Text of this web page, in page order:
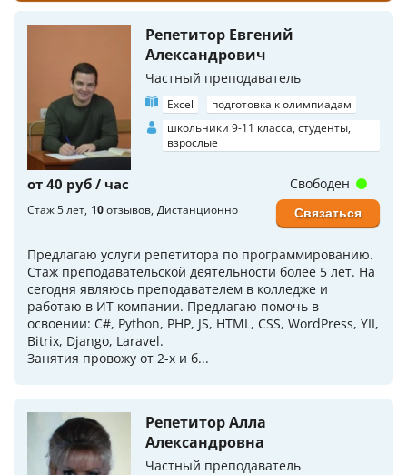
Репетитор Евгений
Александрович
Частный преподаватель
Excel
подготовка к олимпиадам
школьники 9-11 класса, студенты,
взрослые
от 40 руб / час
Стаж 5 лет 10отзывов Дистанционно
Предлагаю услуги репетитора по программированию.
Стаж преподавательской деятельности более 5 лет. На
сегодня являюсь преподавателем в колледже и
работаю в ИТ компании. Предлагаю помочь в
освоении: C#, Python, PHP, JS, HTML, CSS, WordPress, YII,
Bitrix, Django, Laravel.
Занятия провожу от 2-х и б...
Свободен
Связаться
Репетитор Алла
Александровна
Частный преподаватель